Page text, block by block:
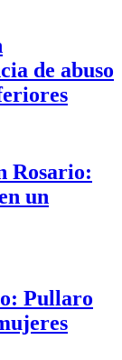
de abuso
Rosario:
un
Pullaro